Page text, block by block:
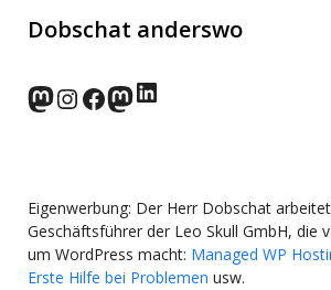
Dobschat anderswo
norden.social
Instagram
Facebook
wp-punks.social
LinkedIn
Eigenwerbung: Der Herr Dobschat
Geschäftsführer der Leo Skull GmbH, die
um WordPress macht: Managed WP
Erste Hilfe bei Problemen usw.